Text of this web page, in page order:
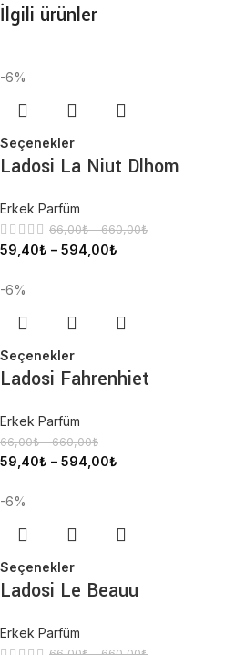
İlgili ürünler
-6%
Seçenekler
Ladosi La Niut Dlhom
Erkek Parfüm
66,00₺ –660,00₺
59,40₺ – 594,00₺
-6%
Seçenekler
Ladosi Fahrenhiet
Erkek Parfüm
66,00₺ –660,00₺
59,40₺ – 594,00₺
-6%
Seçenekler
Ladosi Le Beauu
Erkek Parfüm